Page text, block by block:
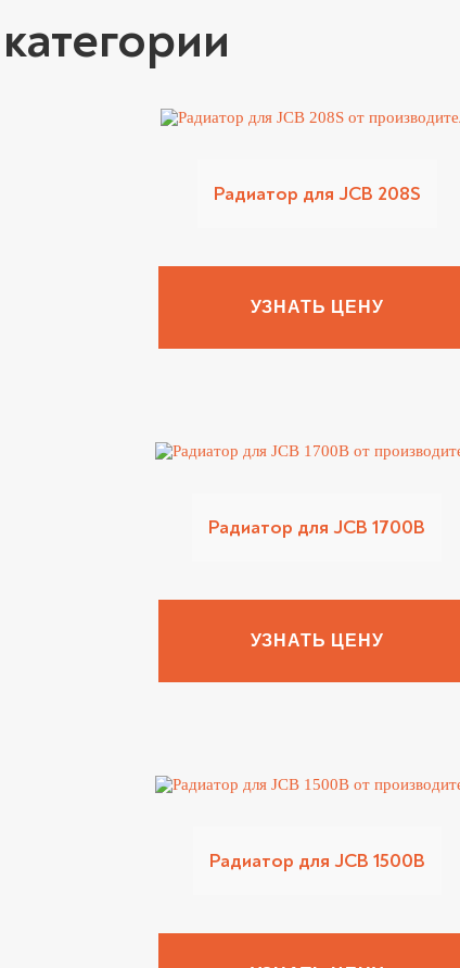
Радиатор для JCB 208S
УЗНАТЬ ЦЕНУ
Радиатор для JCB 1700B
УЗНАТЬ ЦЕНУ
Радиатор для JCB 1500B